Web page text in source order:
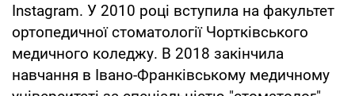
Instagram. У 2010 році вступила на факультет
ортопедичної стоматології Чортківського
медичного коледжу. В 2018 закінчила
навчання в Івано-Франківському медичному